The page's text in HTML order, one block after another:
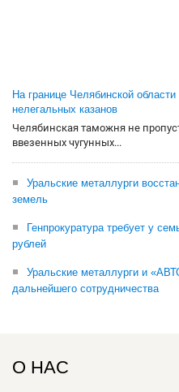
На границе Челябинской
нелегальных казанов
Челябинская таможня не
ввезенных чугунных...
Уральские металлурги
земель
Генпрокуратура требует у
рублей
Уральские металлурги и
дальнейшего сотрудничества
О НАС